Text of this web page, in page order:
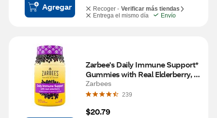
Agregar Recoger - Verificar más tiendas
Entrega el mismo día
Envío
Zarbee's Daily Immune Support*
Gummies with Real Elderberry,
Vitamins A, C, D, E, & Zinc, 60 CT
Zarbees
239
$20.79